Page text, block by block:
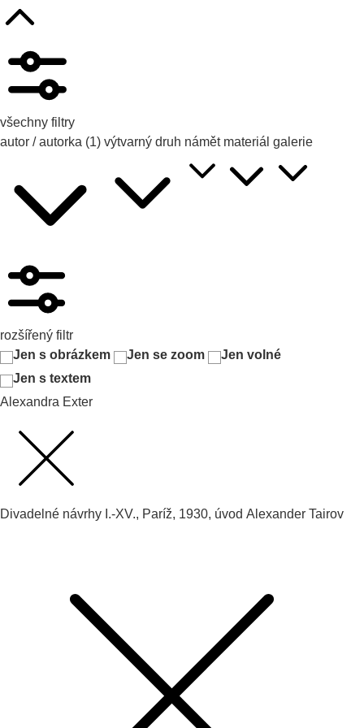
všechny filtry
autor / autorka (1) výtvarný druh námět materiál galerie
rozšířený filtr
Jen s obrázkem
Jen se zoom
Jen volné
Jen s textem
Alexandra Exter
Divadelné návrhy I.-XV., Paríž, 1930, úvod Alexander Tairov